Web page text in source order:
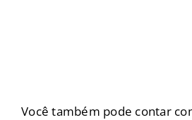
Você também pode contar